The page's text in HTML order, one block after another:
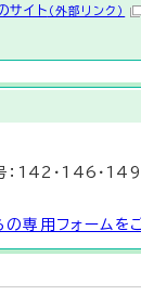
サイト （外部リンク）
142・146・
専用フォームを